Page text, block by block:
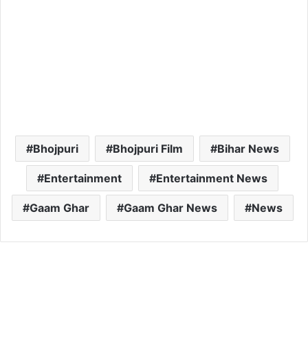
Bhojpuri Bhojpuri Film Bihar News
Entertainment Entertainment News
Gaam Ghar Gaam Ghar News News